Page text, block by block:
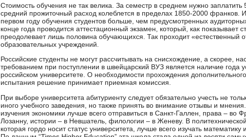
Стоимость обучения не так велика. За семестр в среднем нужно заплатить
средний прожиточный расход колеблется в пределах 1850-2000 франков.
первом году обучения студентов больше, чем предусмотренных
конце года проводится аттестационный экзамен, который, как показывает
преодолевает лишь половина обучающихся. Так проходит «естественный
образовательных учреждений.
Российские студенты не могут рассчитывать на снисхождение, а скорее,
требованием при поступлении в швейцарский ВУЗ является наличие года
российском университете. О необходимости прохождения дополнительного
испытания решение принимает приемная комиссия.
При выборе университета абитуриенту следует обязательно учесть не
иного учебного заведения, но также принять во внимание отзывы и
изучения экономики лучше всего отправиться в Санкт-Галлен, права – во
Лозанну, истории – в Невшатель, филологии – в Женеву. В
которая гордо носит статус университета, лучше всего изучать математику